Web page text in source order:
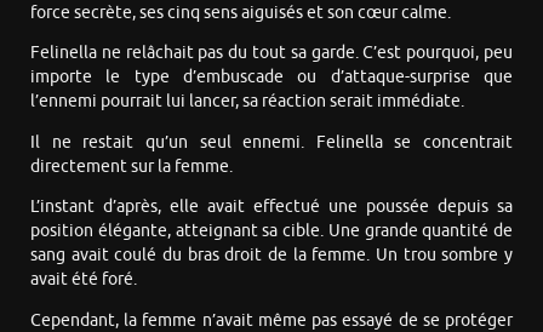
force secrète, ses cinq sens aiguisés et son cœur calme.
Felinella ne relâchait pas du tout sa garde. C’est pourquoi, peu
importe le type d’embuscade ou d’attaque-surprise que
l’ennemi pourrait lui lancer, sa réaction serait immédiate.
Il ne restait qu’un seul ennemi. Felinella se concentrait
directement sur la femme.
L’instant d’après, elle avait effectué une poussée depuis sa
position élégante, atteignant sa cible. Une grande quantité de
sang avait coulé du bras droit de la femme. Un trou sombre y
avait été foré.
Cependant, la femme n’avait même pas essayé de se protéger